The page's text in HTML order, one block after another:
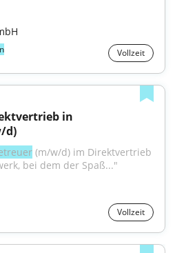
Vollzeit
in
d)
(m/w/d) im Direktvertrieb
bei dem der Spaß..."
Vollzeit